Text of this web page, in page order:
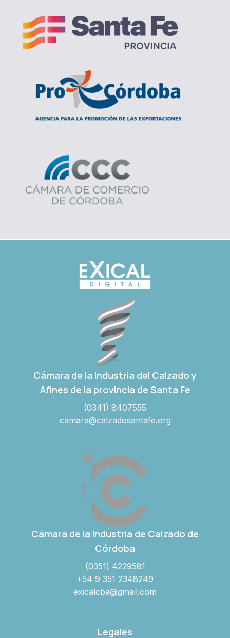
Cámara de la Industria del Calzado y
Afines de la provincia de Santa Fe
(0341) 8407555
camara@calzadosantafe.org
Cámara de la Industria de Calzado de
Córdoba
(0351) 4229581
+54 9 351 2348249
exicalcba@gmail.com
Legales